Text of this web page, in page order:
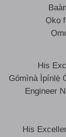
Ọkọ
His
Gómìnà Ìpínlẹ̀
Engineer
His